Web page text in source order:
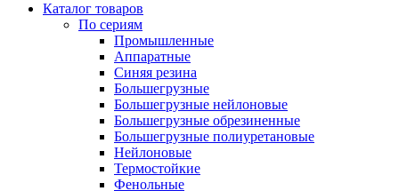
Каталог товаров
По сериям
Промышленные
Аппаратные
Синяя резина
Большегрузные
Большегрузные нейлоновые
Большегрузные обрезиненные
Большегрузные полиуретановые
Нейлоновые
Термостойкие
Фенольные